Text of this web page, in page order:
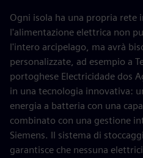
Ogni isola ha una propria rete
l'alimentazione elettrica non
l'intero arcipelago, ma avrà
personalizzate, ad esempio a
portoghese Electricidade dos
in una tecnologia innovativa:
energia a batteria con una
combinato con una gestione
Siemens. Il sistema di
garantisce che nessuna